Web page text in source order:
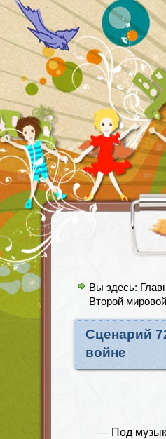
Вы здесь:
Второй
Сценарий
войне
— Под